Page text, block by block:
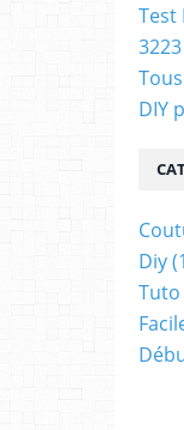
Test
3223
DIY
Diy
Tuto